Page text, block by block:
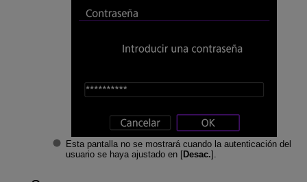
Esta pantalla no se mostrará cuando la autenticación del
usuario se haya ajustado en [Desac.].